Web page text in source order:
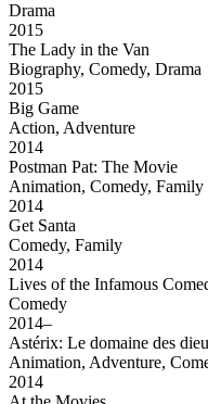
Drama
2015
The Lady in the Van
Biography, Comedy, Drama
2015
Big Game
Action, Adventure
2014
Postman Pat: The Movie
Animation, Comedy, Family
2014
Get Santa
Comedy, Family
2014
Lives of the Infamous
Comedy
2014–
Astérix: Le domaine des
Animation, Adventure,
2014